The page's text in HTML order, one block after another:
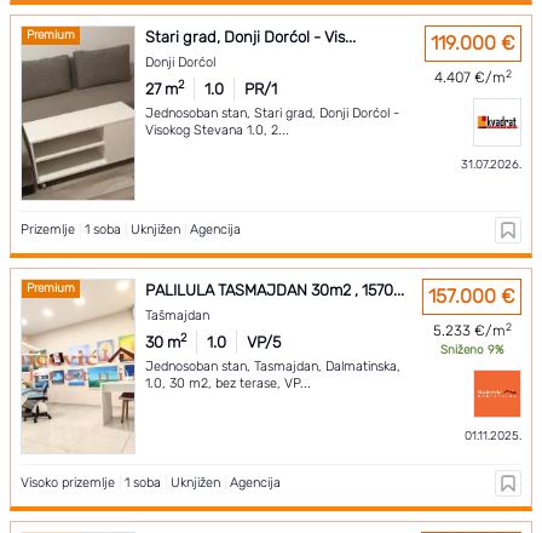
Premium Stari grad, Donji Dorćol - Vis...
Donji Dorćol
27 m2 1.0 PR/1
Jednosoban stan, Stari grad, Donji Dorćol -
Visokog Stevana 1.0, 2...
119.000 €
4.407 €/m2
31.07.2026.
Prizemlje 1 soba Uknjižen Agencija
Premium PALILULA TASMAJDAN 30m2 , 1570...
Tašmajdan
30 m2 1.0 VP/5
Jednosoban stan, Tasmajdan, Dalmatinska,
1.0, 30 m2, bez terase, VP...
157.000 €
5.233 €/m2
Sniženo 9%
01.11.2025.
Visoko prizemlje 1 soba Uknjižen Agencija